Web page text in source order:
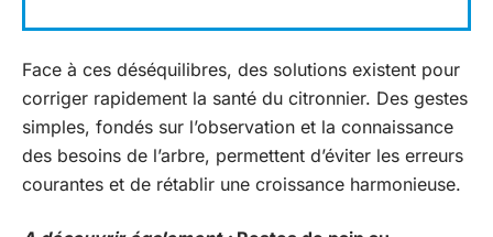
Face à ces déséquilibres, des solutions existent pour
corriger rapidement la santé du citronnier. Des gestes
simples, fondés sur l’observation et la connaissance
des besoins de l’arbre, permettent d’éviter les erreurs
courantes et de rétablir une croissance harmonieuse.